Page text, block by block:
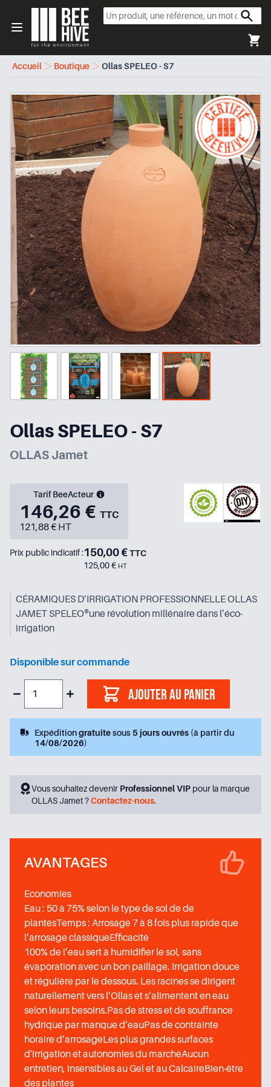
Open menu
Beehive
Accueil Boutique Ollas SPELEO - S7
Ollas SPELEO - S7
OLLAS Jamet
Tarif BeeActeur
146,26 € TTC
121,88 € HT
Prix public indicatif :150,00 €TTC
125,00 € HT
CÉRAMIQUES D’IRRIGATION PROFESSIONNELLE OLLAS
JAMET SPELEO®une révolution millénaire dans l’éco-
irrigation
Disponible sur commande
Ajouter au panier
Expéditiongratuitesous 5 jours ouvrés (à partir du
14/08/2026)
Vous souhaitez devenir Professionnel VIP pour la marque
OLLAS Jamet ?Contactez-nous.
AVANTAGES
Economies
Eau : 50 à 75% selon le type de sol de de
plantesTemps : Arrosage 7 à 8 fois plus rapide que
l’arrosage classiqueEfficacité
100% de l’eau sert à humidifier le sol, sans
évaporation avec un bon paillage. Irrigation douce
et régulière par le dessous. Les racines se dirigent
naturellement vers l’Ollas et s’alimentent en eau
selon leurs besoins.Pas de stress et de souffrance
hydrique par manque d’eauPas de contrainte
horaire d’arrosageLes plus grandes surfaces
d'irrigation et autonomies du marchéAucun
entretien, insensibles au Gel et au CalcaireBien-être
des plantes